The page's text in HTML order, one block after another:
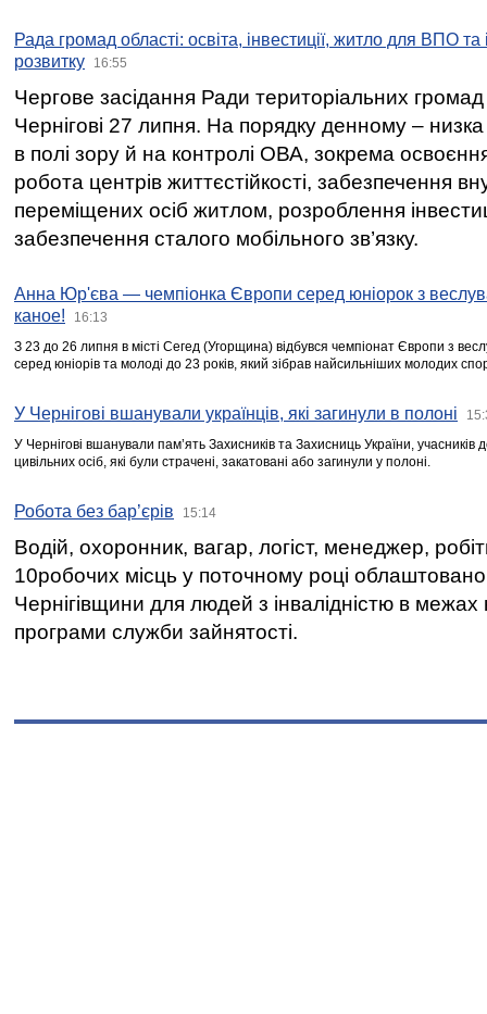
Рада громад області: освіта, інвестиції, житло для ВПО
розвитку
16:55
Чергове засідання Ради територіальних громад
Чернігові 27 липня. На порядку денному –
в полі зору й на контролі ОВА, зокрема освоєння
робота центрів життєстійкості, забезпечення
переміщених осіб житлом, розроблення
забезпечення сталого мобільного зв’язку.
Анна Юр'єва — чемпіонка Європи серед юніорок з
каное!
16:13
З 23 до 26 липня в місті Сегед (Угорщина) відбувся чемпіонат Європи з
серед юніорів та молоді до 23 років, який зібрав найсильніших молодих
У Чернігові вшанували українців, які загинули в полоні
У Чернігові вшанували пам’ять Захисників та Захисниць України,
цивільних осіб, які були страчені, закатовані або загинули у полоні.
Робота без бар’єрів 15:14
Водій, охоронник, вагар, логіст, менеджер,
10робочих місць у поточному році
Чернігівщини для людей з інвалідністю в межах
програми служби зайнятості.